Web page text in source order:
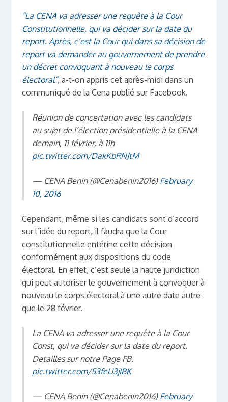
“La CENA va adresser une requête à la Cour
Constitutionnelle, qui va décider sur la date du
report. Après, c’est la Cour qui dans sa décision de
report va demander au gouvernement de prendre
un décret convoquant à nouveau le corps
électoral”, a-t-on appris cet après-midi dans un
communiqué de la Cena publié sur Facebook.
Réunion de concertation avec les candidats
au sujet de l’élection présidentielle à la CENA
demain, 11 février, à 11h
pic.twitter.com/DakKbRNJtM
— CENA Benin (@Cenabenin2016) February
10, 2016
Cependant, même si les candidats sont d’accord
sur l’idée du report, il faudra que la Cour
constitutionnelle entérine cette décision
conformément aux dispositions du code
électoral. En effet, c’est seule la haute juridiction
qui peut autoriser le gouvernement à convoquer à
nouveau le corps électoral à une autre date autre
que le 28 février.
La CENA va adresser une requête à la Cour
Const, qui va décider sur la date du report.
Detailles sur notre Page FB.
pic.twitter.com/53feU3jIBK
— CENA Benin (@Cenabenin2016) February